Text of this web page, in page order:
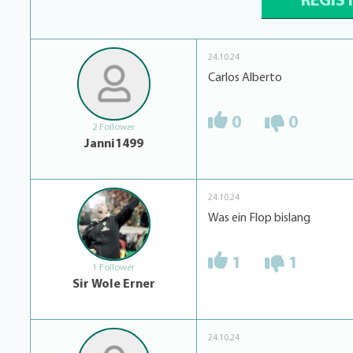
2 Follower
Janni1499
24.10.24
Carlos Alberto
0 0
1 Follower
Sir Wole Erner
24.10.24
Was ein Flop bislang
1 1
24.10.24